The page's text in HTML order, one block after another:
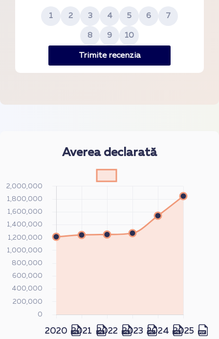
1 2 3 4 5 6 7
8 9 10
Trimite recenzia